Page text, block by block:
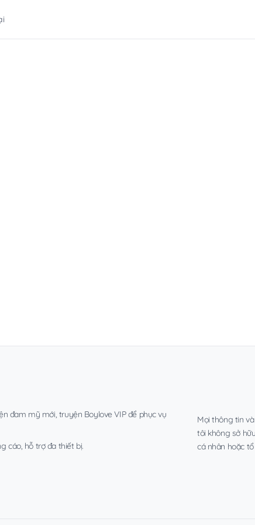
đam mỹ mới, truyện Boylove VIP để phục vụ
cáo, hỗ trợ đa thiết bị.
Mọi thông tin
tôi không sở
cá nhân hoặc